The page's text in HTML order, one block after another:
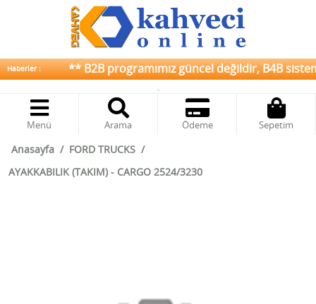
Haberler : ** B2B programımız güncel değildir, B4B
Menü Arama Ödeme Sepetim
Anasayfa / FORD TRUCKS /
AYAKKABILIK (TAKIM) - CARGO 2524/3230